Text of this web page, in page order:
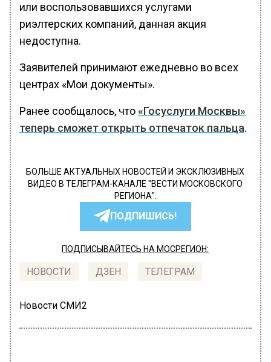
или воспользовавшихся услугами
риэлтерских компаний, данная акция
недоступна.
Заявителей принимают ежедневно во всех
центрах «Мои документы».
Ранее сообщалось, что «Госуслуги Москвы»
теперь сможет открыть отпечаток пальца.
БОЛЬШЕ АКТУАЛЬНЫХ НОВОСТЕЙ И ЭКСКЛЮЗИВНЫХ
ВИДЕО В ТЕЛЕГРАМ-КАНАЛЕ "ВЕСТИ МОСКОВСКОГО
РЕГИОНА".
ПОДПИШИСЬ!
ПОДПИСЫВАЙТЕСЬ НА МОСРЕГИОН:
НОВОСТИ ДЗЕН ТЕЛЕГРАМ
Новости СМИ2